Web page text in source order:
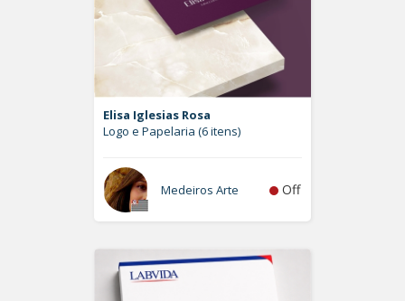
Elisa Iglesias Rosa
Logo e Papelaria (6 itens)
Medeiros Arte Off